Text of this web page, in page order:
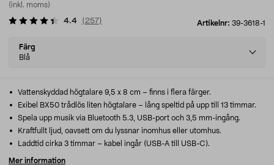
(inkl. moms)
Artikelnr: 39-3618-1
4.4 ( 257)
Select
variant
Färg
Blå
Vattenskyddad högtalare 9,5 x 8 cm – finns i flera färger.
Exibel BX50 trådlös liten högtalare – lång speltid på upp till 13 timmar.
Spela upp musik via Bluetooth 5.3, USB-port och 3,5 mm-ingång.
Kraftfullt ljud, oavsett om du lyssnar inomhus eller utomhus.
Laddtid cirka 3 timmar – kabel ingår (USB-A till USB-C).
Mer information